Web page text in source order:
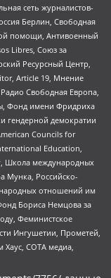
сеть журналистов-
Берлин, Свободная
помощи, Антивоенный
Libres, Союз за
Ресурсный Центр,
Article 19, Мнение
Свободная Европа,
Фонд имени Фридриха
гендерной демократии
Councils for
Education,
Школа международных
Мунка, Российско-
отношений им
Бориса Немцова за
Феминистское
Ингушетии, Прометей,
Хаус, СОТА медиа,